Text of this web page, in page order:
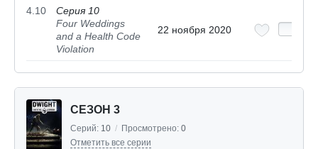
4.10
Серия 10
Four Weddings
and a Health Code
Violation
22 ноября 2020
СЕЗОН 3
Серий: 10 / Просмотрено: 0
Отметить все серии